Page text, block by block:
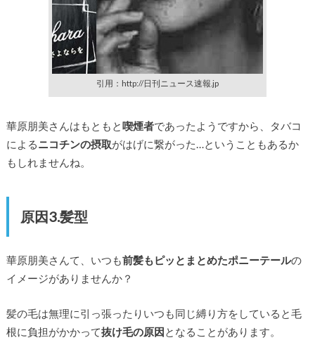
引用：http://日刊ニュース速報.jp
華原朋美さんはもともと喫煙者であったようですから、タバコ
によるニコチンの摂取がはげに繋がった…ということもあるか
もしれませんね。
原因3.髪型
華原朋美さんて、いつも前髪もピッとまとめたポニーテールの
イメージがありませんか？
髪の毛は無理に引っ張ったりいつも同じ縛り方をしていると毛
根に負担がかかって抜け毛の原因 となることがあります。